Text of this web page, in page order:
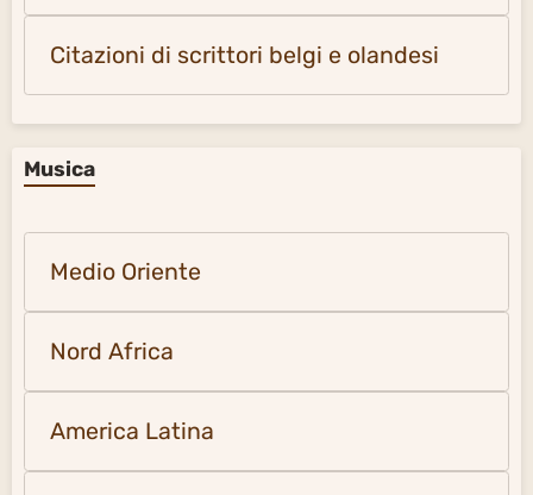
Citazioni di scrittori belgi e olandesi
Musica
Medio Oriente
Nord Africa
America Latina